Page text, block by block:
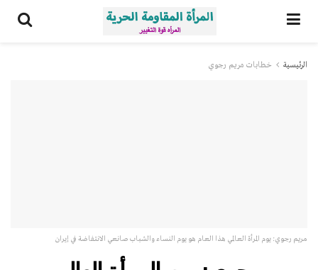
الرئيسية خطابات مريم رجوي
مريم رجوي: يوم المرأة العالمي هذا العام هو يوم النساء والشباب صانعي الانتفاضة في إيران